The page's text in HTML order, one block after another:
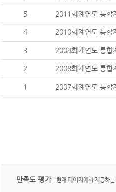
5 2011회계연도 통합
4 2010회계연도 통합
3 2009회계연도 통합
2 2008회계연도 통합
1 2007회계연도 통합
만족도 평가 현재 페이지에서 제공하